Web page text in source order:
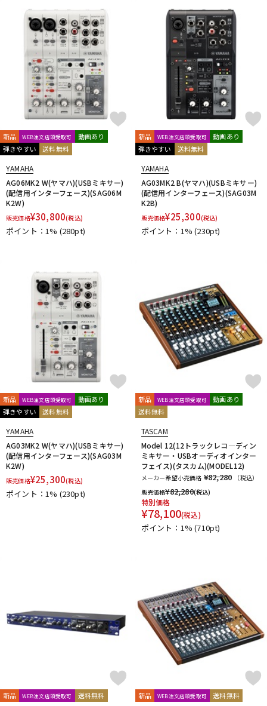
新品 WEB注文店頭受取可
動画あり
弾きやすい
送料無料
YAMAHA
AG06MK2 W(ヤマハ)(USBミキサー)
(配信用インターフェース)(SAG06M
K2W)
販売価格¥30,800(税込)
ポイント：1% (280pt)
新品 WEB注文店頭受取可
動画あり
弾きやすい
送料無料
YAMAHA
AG03MK2 B(ヤマハ)(USBミキサー)
(配信用インターフェース)(SAG03M
K2B)
販売価格¥25,300(税込)
ポイント：1%(230pt)
新品 WEB注文店頭受取可
動画あり
弾きやすい
送料無料
YAMAHA
AG03MK2 W(ヤマハ)(USBミキサー)
(配信用インターフェース)(SAG03M
K2W)
販売価格¥25,300(税込)
ポイント：1% (230pt)
新品 WEB注文店頭受取可
動画あり
送料無料
TASCAM
Model 12(12トラックレコ―ディン
ミキサー・USBオーディオインター
フェイス)(タスカム)(MODEL12)
メーカー希望小売価格 ¥82,280
（税込）
販売価格¥82,280(税込)
特別価格
¥78,100(税込)
ポイント：1%(710pt)
新品 WEB注文店頭受取可 送料無料 新品 WEB注文店頭受取可 送料無料